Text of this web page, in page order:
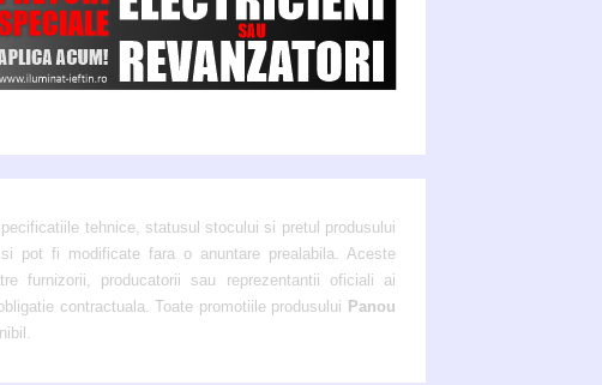
tehnice, statusul stocului si pretul produsului
pot fi modificate fara o anuntare prealabila. Aceste
furnizorii, producatorii sau reprezentantii oficiali ai
contractuala. Toate promotiile produsului Panou